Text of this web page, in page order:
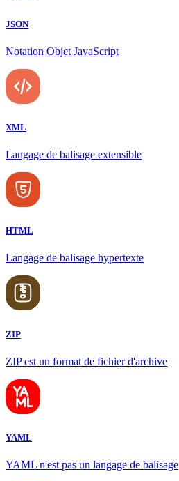
JSON
Notation Objet JavaScript
XML
Langage de balisage extensible
HTML
Langage de balisage hypertexte
ZIP
ZIP est un format de fichier d'archive
YAML
YAML n'est pas un langage de balisage